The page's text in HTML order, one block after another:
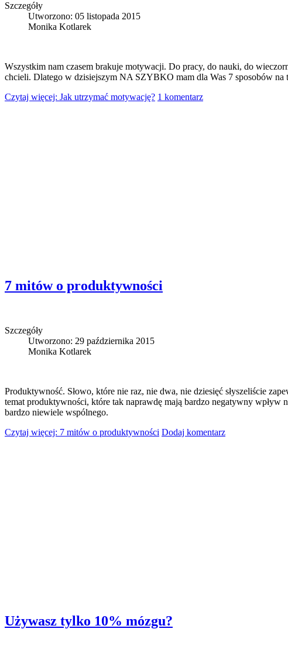
Szczegóły
Utworzono: 05 listopada 2015
Monika Kotlarek
Wszystkim nam czasem brakuje motywacji. Do pracy, do nauki, do
chcieli. Dlatego w dzisiejszym NA SZYBKO mam dla Was 7 sposobów
Czytaj więcej: Jak utrzymać motywację? 1 komentarz
7 mitów o produktywności
Szczegóły
Utworzono: 29 października 2015
Monika Kotlarek
Produktywność. Słowo, które nie raz, nie dwa, nie dziesięć słyszeliście
temat produktywności, które tak naprawdę mają bardzo negatywny wpływ
bardzo niewiele wspólnego.
Czytaj więcej: 7 mitów o produktywności Dodaj komentarz
Używasz tylko 10% mózgu?